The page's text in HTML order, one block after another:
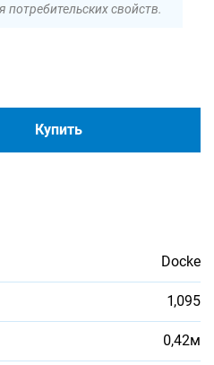
потребительских свойств.
Купить
Docke
1,095
0,42м